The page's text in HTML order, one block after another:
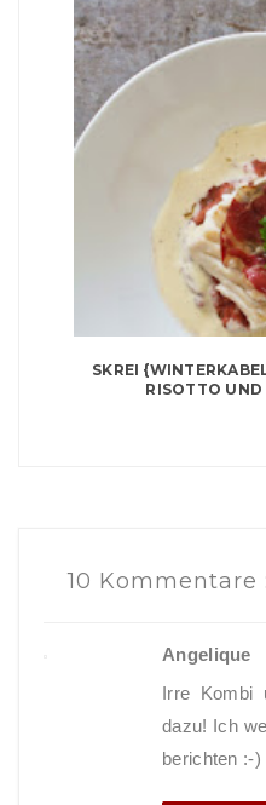
SKREI
RISOTTO UND
10 Kommentare :
Angelique
Irre Kombi
dazu! Ich
berichten :-)